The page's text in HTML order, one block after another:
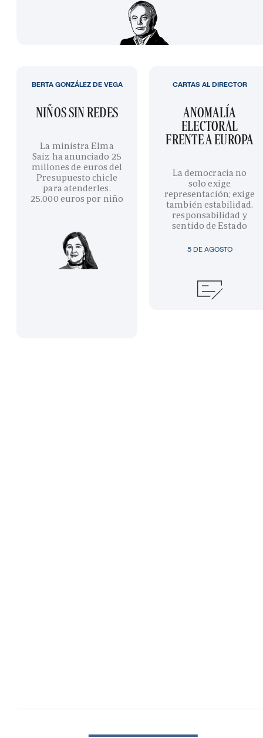
NIÑOS SIN REDES
La ministra Elma
Saiz ha anunciado 25
millones de euros del
Presupuesto chicle
para atenderles.
25.000 euros por niño
BERTA GONZÁLEZ DE VEGA
5 DE AGOSTO
ANOMALÍA
ELECTORAL
FRENTE A EUROPA
La democracia no
solo exige
representación; exige
también estabilidad,
responsabilidad y
sentido de Estado
CARTAS AL DIRECTOR